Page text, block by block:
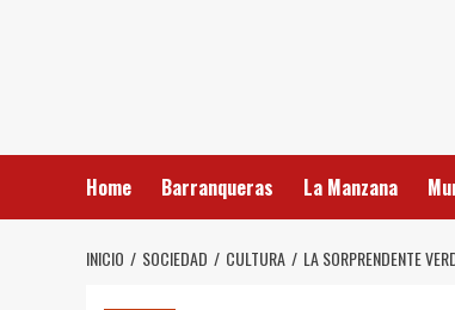
Home Barranqueras La Manzana
INICIO SOCIEDAD CULTURA LA SORPRENDENTE